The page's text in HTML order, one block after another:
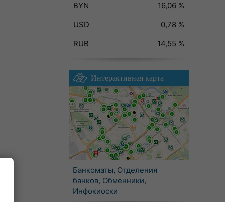
BYN
16,06 %
USD
0,78 %
RUB
14,55 %
Интерактивная карта
Банкоматы, Отделения
банков, Обменники,
Инфокиоски